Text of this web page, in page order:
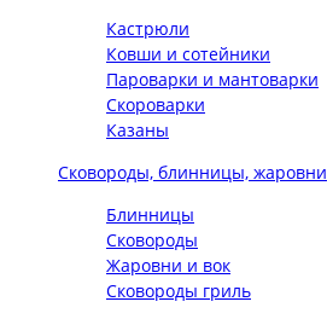
Кастрюли
Ковши и сотейники
Пароварки и мантоварки
Скороварки
Казаны
Сковороды, блинницы, жаровни
Блинницы
Сковороды
Жаровни и вок
Сковороды гриль